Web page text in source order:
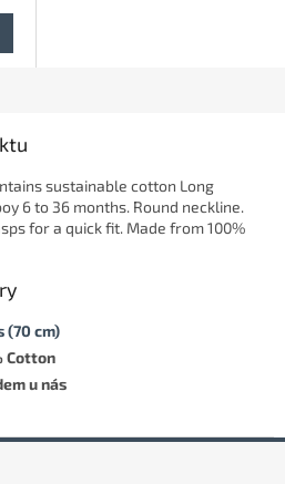
sustainable cotton Long
6 to 36 months. Round neckline.
for a quick fit. Made from 100%
(70 cm)
Cotton
u nás